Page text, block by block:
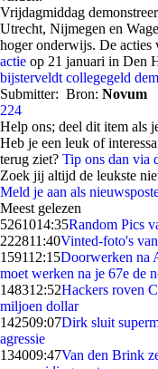
Vrijdagmiddag
Utrecht, Nijmegen en
hoger onderwijs. De acties
actie op 21 januari in Den
bijsterveldt collegegeld
Submitter: Bron: Novum
224
Help ons; deel dit item als
Heb je een leuk of
terug ziet? Tip ons dan via
Zoek jij altijd de leukste
Meld je aan als
Meest gelezen
5261014:35Random Pics
222811:40Vinted-foto's
159112:15Doorwerken na
moet werken na je 67e de
148312:52Hackers roven
miljoen dollar
142509:07Dirk sluit
agressie
134009:47Van den Brink